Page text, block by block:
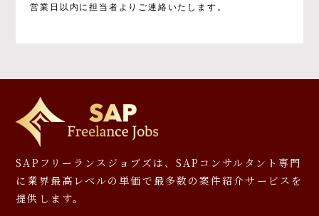
企業への個人情報提供
ー等への応募、プレゼント発送等
※お預かりした書類については、一部お返しで
きないことがありますのでご了承ください。
個人情報を提供しなかった場合に生じる結
果について
必要となる項目を入力いただかない場合は、本
営業日以内に担当者よりご連絡いたします。
SAPフリーランスジョブズは、SAPコンサルタント専門
に 業界最高レベルの単価で最多数の案件紹介サービスを
提供します。